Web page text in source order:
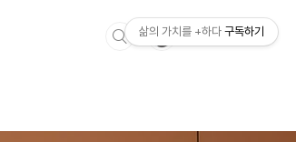
삶의 가치를 +하다 구독하기